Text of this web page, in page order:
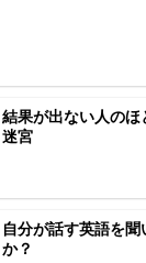
結果が出ない人のほ
迷宮
自分が話す英語を
か？